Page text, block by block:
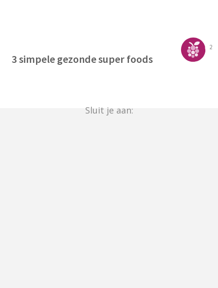
2
3 simpele gezonde super foods
Sluit je aan: